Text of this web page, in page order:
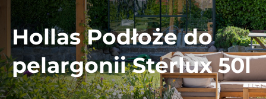
Hollas Podłoże do
pelargonii Sterlux 50l